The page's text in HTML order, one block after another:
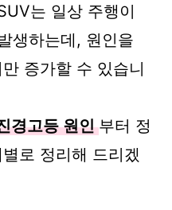
는 일상 주행이
생하는데, 원인을
증가할 수 있습니
경고등 원인 부터 정
로 정리해 드리겠